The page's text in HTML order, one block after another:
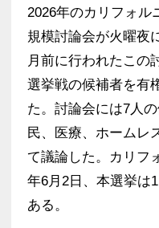
2026年のカリフォル
規模討論会が火曜夜
月前に行われたこの
選挙戦の候補者を有
た。討論会には7人
民、医療、ホームレ
て議論した。カリフ
年6月2日、本選挙は
ある。